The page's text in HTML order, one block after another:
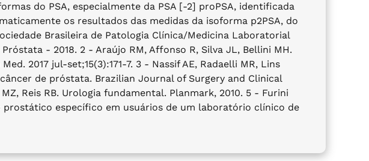
do PSA, especialmente da PSA [-2] proPSA, identificada
os resultados das medidas da isoforma p2PSA, do
Brasileira de Patologia Clínica/Medicina Laboratorial
- 2018. 2 - Araújo RM, Affonso R, Silva JL, Bellini MH.
2017 jul-set;15(3):171-7. 3 - Nassif AE, Radaelli MR, Lins
de próstata. Brazilian Journal of Surgery and Clinical
Reis RB. Urologia fundamental. Planmark, 2010. 5 - Furini
prostático específico em usuários de um laboratório clínico de